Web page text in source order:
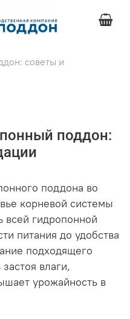
советы и
поддон:
поддона во
корневой системы
всей гидропонной
питания до удобства
подходящего
влаги,
урожайность в